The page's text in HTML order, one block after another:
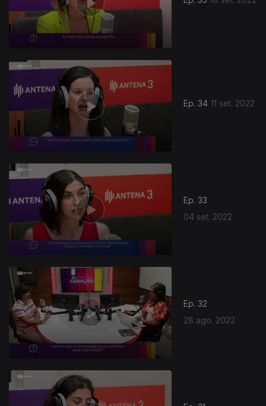
Ep. 34 11 set. 2022
Ep. 33
04 set. 2022
Ep. 32
28 ago. 2022